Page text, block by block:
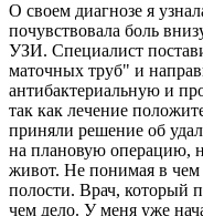
О своем диагнозе я
почувствовала боль
УЗИ. Специалист
маточных труб" и
антибактериальную и
так как лечение
приняли решение об
на плановую операцию,
живот. Не понимая в
полости. Врач, который
чем дело. У меня уже